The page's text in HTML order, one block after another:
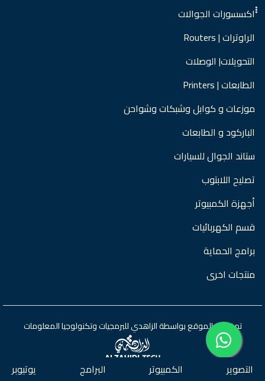
التصوير الكمبيوتر البرامج يوتيوبر
ْْْاكسسورات الجوالات
الراوترات | Routers
التحويلات| الوصلات
الطابعات | Printers
موزعات و كوابل وشبكات وشواحن
الباركود و الطابعات
ستاند الجوال للسيارات
تصليح اللابتوب
أجهزة الكمبيوتر
قسم الكهربائيات
برامج الحماية
منتجات اخرى
تم تطوير الموقع بواسطةالزاهدي للبرمجيات وتكنولوجيا المعلومات